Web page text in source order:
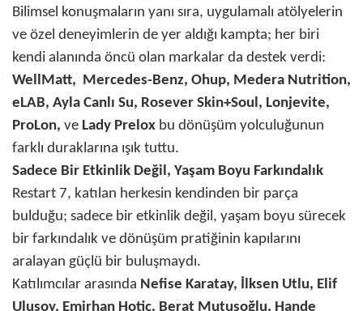
Bilimsel konuşmaların yanı sıra, uygulamalı atölyelerin
ve özel deneyimlerin de yer aldığı kampta; her biri
kendi alanında öncü olan markalar da destek verdi:
WellMatt, Mercedes-Benz, Ohup, Medera Nutrition,
eLAB, Ayla Canlı Su, Rosever Skin+Soul, Lonjevite,
ProLon, ve Lady Prelox bu dönüşüm yolculuğunun
farklı duraklarına ışık tuttu.
Sadece Bir Etkinlik Değil, Yaşam Boyu Farkındalık
Restart 7, katılan herkesin kendinden bir parça
bulduğu; sadece bir etkinlik değil, yaşam boyu sürecek
bir farkındalık ve dönüşüm pratiğinin kapılarını
aralayan güçlü bir buluşmaydı.
Katılımcılar arasında Nefise Karatay, İlksen Utlu, Elif
Ulusoy, Emirhan Hotiç, Berat Mutuşoğlu, Hande